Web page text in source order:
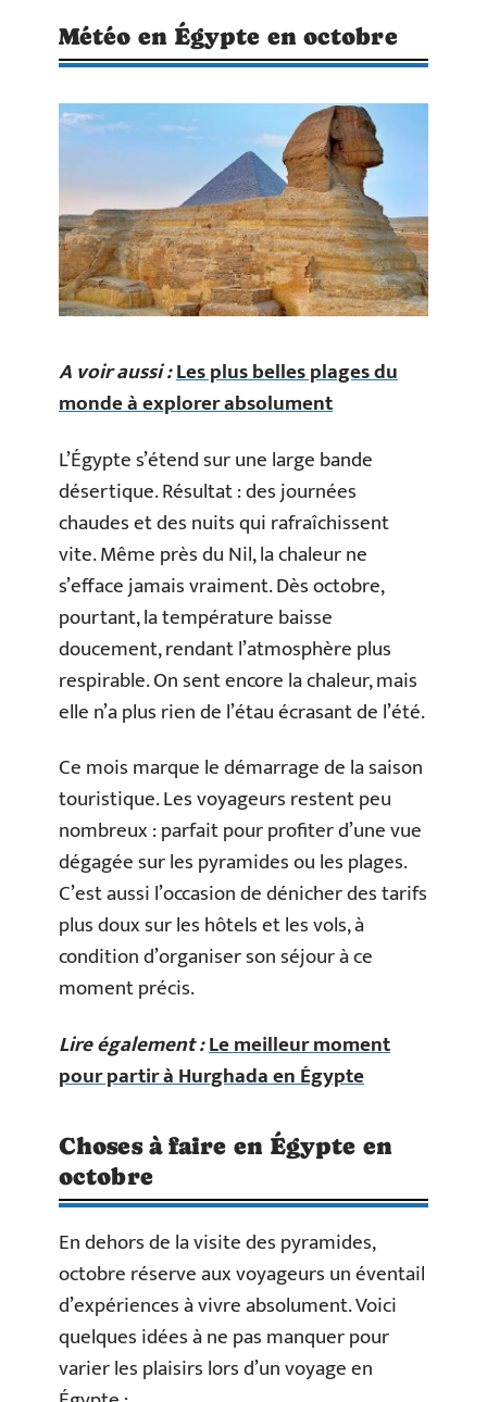
Météo en Égypte en octobre
A voir aussi :Les plus belles plages du
monde à explorer absolument
L’Égypte s’étend sur une large bande
désertique. Résultat : des journées
chaudes et des nuits qui rafraîchissent
vite. Même près du Nil, la chaleur ne
s’efface jamais vraiment. Dès octobre,
pourtant, la température baisse
doucement, rendant l’atmosphère plus
respirable. On sent encore la chaleur, mais
elle n’a plus rien de l’étau écrasant de l’été.
Ce mois marque le démarrage de la saison
touristique. Les voyageurs restent peu
nombreux : parfait pour profiter d’une vue
dégagée sur les pyramides ou les plages.
C’est aussi l’occasion de dénicher des tarifs
plus doux sur les hôtels et les vols, à
condition d’organiser son séjour à ce
moment précis.
Lire également :Le meilleur moment
pour partir à Hurghada en Égypte
Choses à faire en Égypte en
octobre
En dehors de la visite des pyramides,
octobre réserve aux voyageurs un éventail
d’expériences à vivre absolument. Voici
quelques idées à ne pas manquer pour
varier les plaisirs lors d’un voyage en